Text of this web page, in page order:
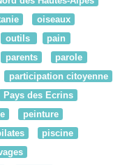
oiseaux
outils
pain
parents
parole
participation citoyenne
Pays des Ecrins
peinture
piscine